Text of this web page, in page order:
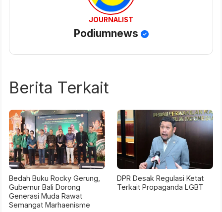
JOURNALIST
Podiumnews
Berita Terkait
Bedah Buku Rocky Gerung,
Gubernur Bali Dorong
Generasi Muda Rawat
Semangat Marhaenisme
DPR Desak Regulasi Ketat
Terkait Propaganda LGBT